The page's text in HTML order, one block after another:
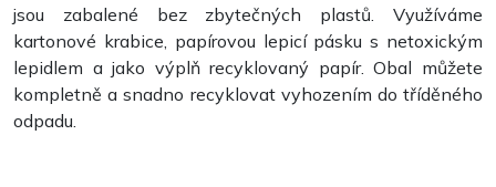
jsou zabalené bez zbytečných plastů. Využíváme
kartonové krabice, papírovou lepicí pásku s netoxickým
lepidlem a jako výplň recyklovaný papír. Obal můžete
kompletně a snadno recyklovat vyhozením do tříděného
odpadu.